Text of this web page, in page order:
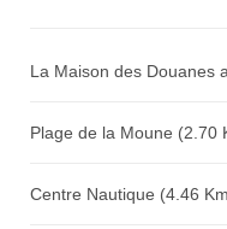
La Maison des Douanes
Plage de la Moune (2.70
Centre Nautique (4.46